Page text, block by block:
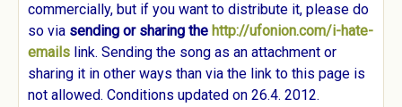
commercially, but if you want to distribute it, please do
so via sending or sharing the http://ufonion.com/i-hate-
emails link. Sending the song as an attachment or
sharing it in other ways than via the link to this page is
not allowed. Conditions updated on 26.4. 2012.